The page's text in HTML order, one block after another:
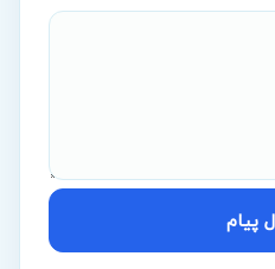
پیام